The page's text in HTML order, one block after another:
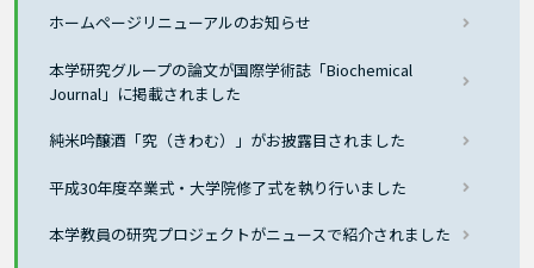
ホームページリニューアルのお知らせ
本学研究グループの論文が国際学術誌「Biochemical
Journal」に掲載されました
純米吟醸酒「究（きわむ）」がお披露目されました
平成30年度卒業式・大学院修了式を執り行いました
本学教員の研究プロジェクトがニュースで紹介されました